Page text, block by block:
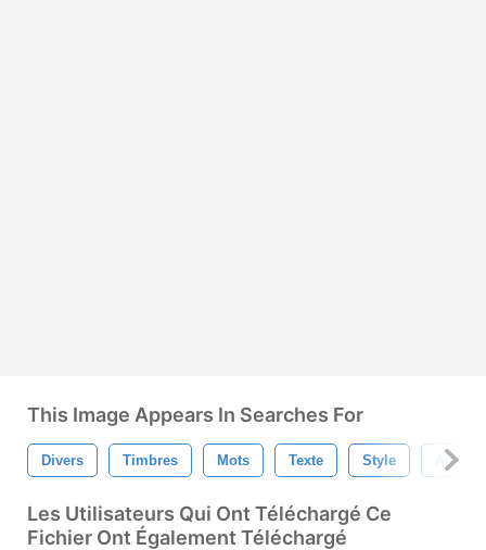
This Image Appears In Searches For
Divers Timbres Mots Texte Style Art
Les Utilisateurs Qui Ont Téléchargé Ce
Fichier Ont Également Téléchargé